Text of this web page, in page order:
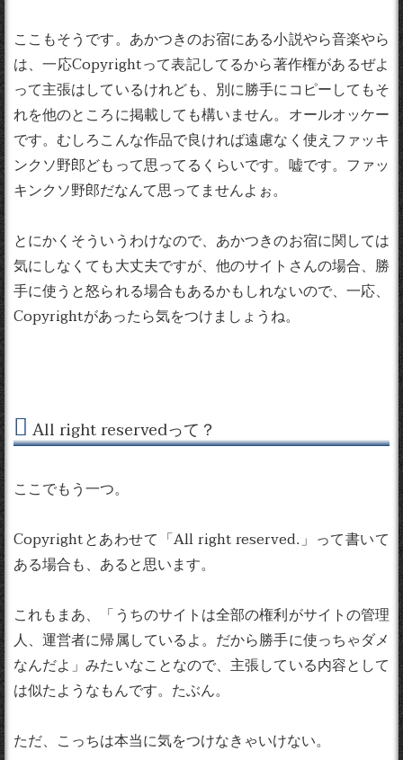
ここもそうです。あかつきのお宿にある小説やら音楽やら
は、一応Copyrightって表記してるから著作権があるぜよ
って主張はしているけれども、別に勝手にコピーしてもそ
れを他のところに掲載しても構いません。オールオッケー
です。むしろこんな作品で良ければ遠慮なく使えファッキ
ンクソ野郎どもって思ってるくらいです。嘘です。ファッ
キンクソ野郎だなんて思ってませんよぉ。
とにかくそういうわけなので、あかつきのお宿に関しては
気にしなくても大丈夫ですが、他のサイトさんの場合、勝
手に使うと怒られる場合もあるかもしれないので、一応、
Copyrightがあったら気をつけましょうね。
All right reservedって？
ここでもう一つ。
Copyrightとあわせて「All right reserved.」って書いて
ある場合も、あると思います。
これもまあ、「うちのサイトは全部の権利がサイトの管理
人、運営者に帰属しているよ。だから勝手に使っちゃダメ
なんだよ」みたいなことなので、主張している内容として
は似たようなもんです。たぶん。
ただ、こっちは本当に気をつけなきゃいけない。